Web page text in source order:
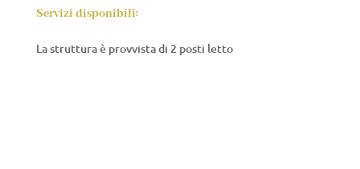
Servizi disponibili:
La struttura è provvista di 2 posti letto